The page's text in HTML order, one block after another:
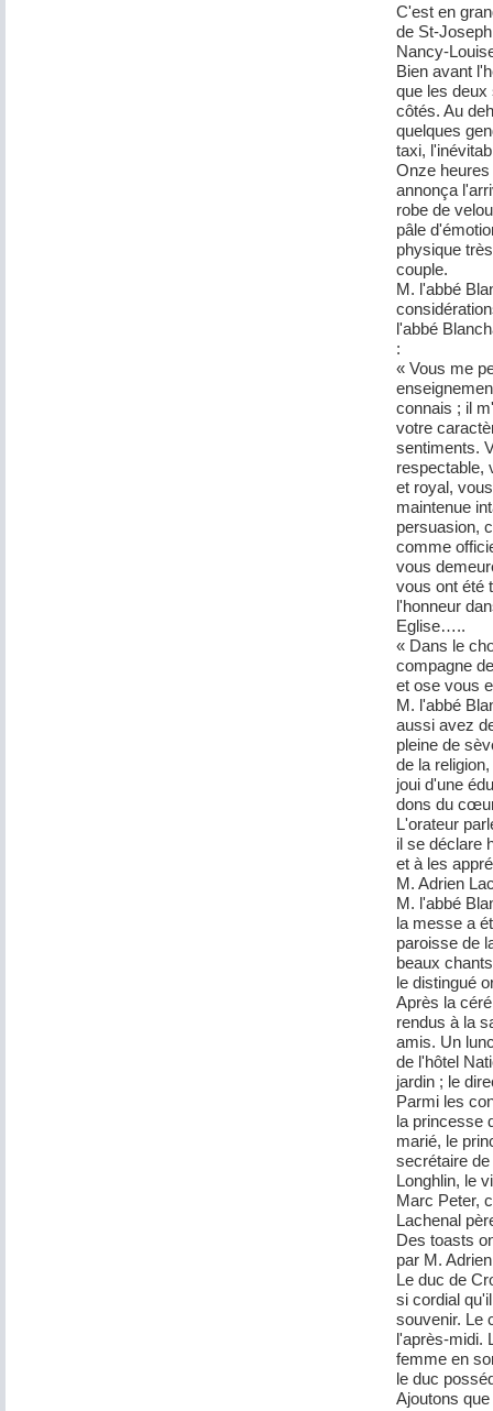
C'est en
de St-
Nancy-
Bien avant
que les deux
côtés. Au
quelques
taxi,
Onze
annonça
robe de
pâle
physique
couple.
M. l'abbé
l'abbé
:
« Vous me
connais ; il
votre
sentiments.
respectable,
et royal,
maintenue
persuasion,
comme
vous
vous ont été
l'honneur
Eglise…..
« Dans le
compagne
et ose vous
M. l'abbé
aussi avez
pleine de
de la
joui d'une
dons du
L'orateur
il se déclare
et à les
M. Adrien
M. l'abbé
la messe a
paroisse de
beaux
le distingué
Après la
rendus à la
amis. Un
de l'hôtel
jardin ; le
Parmi les
la princesse
marié, le
secrétaire
Longhlin, le
Marc Peter,
Lachenal
Des toasts
par M.
Le duc de
si cordial
souvenir. Le
l'après-midi.
femme en
le duc
Ajoutons